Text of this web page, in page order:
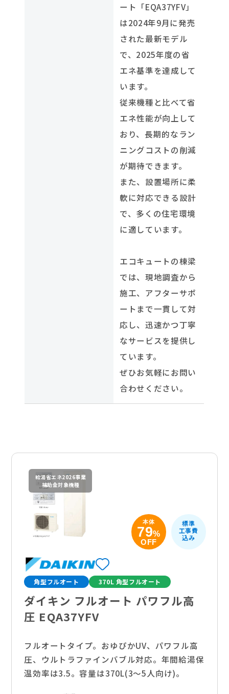
ート「EQA37YFV」
は2024年9月に発売
された最新モデル
で、2025年度の省
エネ基準を達成して
います。
従来機種と比べて省
エネ性能が向上して
おり、長期的なラン
ニングコストの削減
が期待できます。
また、設置場所に柔
軟に対応できる設計
で、多くの住宅環境
に適しています。
エコキュートの棟梁
では、現地調査から
施工、アフターサポ
ートまで一貫して対
応し、迅速かつ丁寧
なサービスを提供し
ています。
ぜひお気軽にお問い
合わせください。
給湯省エネ2026事業
補助金対象機種
角型フルオート 370L 角型フルオート
本体
79%
OFF
標準
工事費
込み
ダイキン フルオート パワフル高
圧 EQA37YFV
フルオートタイプ。おゆぴかUV、パワフル高
圧、ウルトラファインバブル対応。年間給湯保
温効率は3.5。容量は370L(3〜5人向け)。